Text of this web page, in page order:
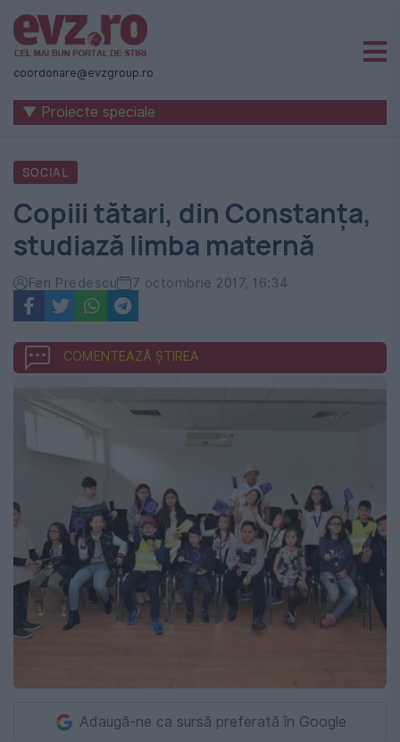
Știri
naționale
internaționale
România
-
Evenimentul
Zilei
coordonare@evzgroup.ro
▼ Proiecte speciale
SOCIAL
Copiii tătari, din Constanța,
studiază limba maternă
Feri Predescu 7 octombrie 2017, 16:34
COMENTEAZĂ ȘTIREA
Adaugă-ne ca sursă preferată în Google